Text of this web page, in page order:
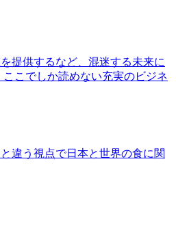
提供するなど、混迷する未来に
こでしか読めない充実のビジネ
違う視点で日本と世界の食に関